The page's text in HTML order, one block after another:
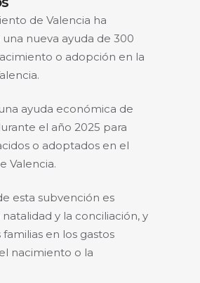
de Valencia ha
nueva ayuda de 300
o adopción en la
ayuda económica de
el año 2025 para
o adoptados en el
Valencia.
esta subvención es
y la conciliación, y
familias en los gastos
nacimiento o la